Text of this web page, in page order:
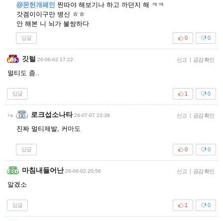
@몬헌개폐인 찐따야 해보기나 하고 까던지 해 ㅋㅋ
갓겜이이구만 병신 ㅎㅎ
안 해본 니 뇌가 불쌍하다
답글 0
0
깃털 26-06-02 17:22 신고 | 공감 확인
멀티도 좀..
답글 0
1
로크섭소나타 26-07-07 23:39 신고 | 공감 확인
진짜 멀티제발, 커마도
답글 0
0
마침내들어난 26-06-02 20:56 신고 | 공감 확인
알겠소
답글 0
1